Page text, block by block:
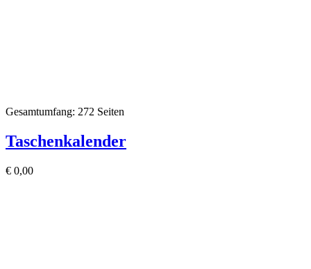
Gesamtumfang: 272 Seiten
Taschenkalender
€ 0,00